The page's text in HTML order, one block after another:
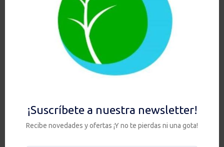
Herbolarios y agua filtrada: por qué
la calidad del agua también forma
Elegimos alimentos ecológicos, leemos las etiquetas de
los productos y buscamos alternativas más saludables
para...